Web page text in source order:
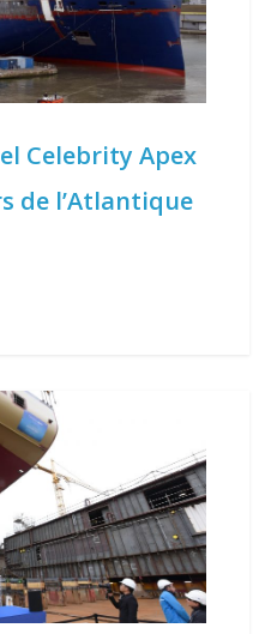
Celebrity Apex
de l’Atlantique